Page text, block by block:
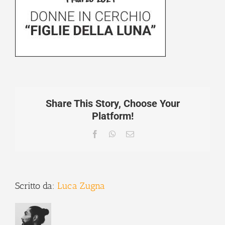
Share This Story, Choose Your
Platform!
FacebookWhatsApp
Email
Scritto da: Luca Zugna